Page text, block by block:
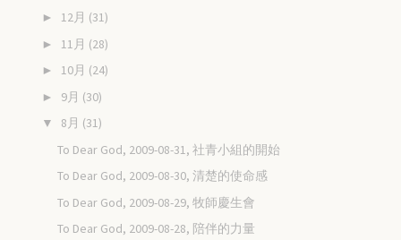
► 12月 (31)
► 11月 (28)
► 10月 (24)
► 9月 (30)
▼ 8月 (31)
To Dear God, 2009-08-31, 社青小組的開始
To Dear God, 2009-08-30, 清楚的使命感
To Dear God, 2009-08-29, 牧師慶生會
To Dear God, 2009-08-28, 陪伴的力量